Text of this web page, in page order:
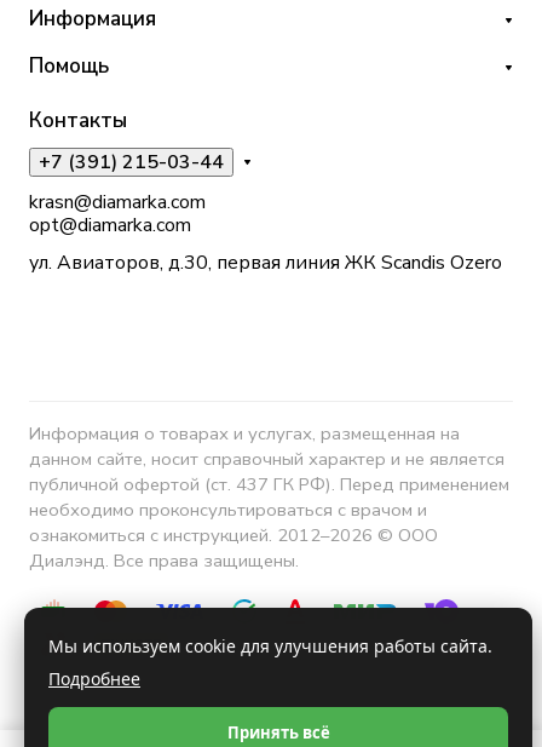
Информация
Помощь
Контакты
+7 (391) 215-03-44
krasn@diamarka.com
opt@diamarka.com
ул. Авиаторов, д.30, первая линия ЖК Scandis Ozero
Информация о товарах и услугах, размещенная на
данном сайте, носит справочный характер и не является
публичной офертой (ст. 437 ГК РФ). Перед применением
необходимо проконсультироваться с врачом и
ознакомиться с инструкцией. 2012–2026 © ООО
Диалэнд. Все права защищены.
Конфиденциальность
Мы используем cookie для улучшения работы сайта.
Подробнее
Принять всё